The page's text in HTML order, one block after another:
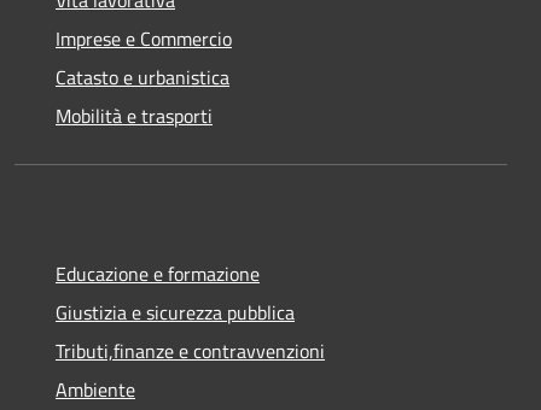
Imprese e Commercio
Catasto e urbanistica
Mobilità e trasporti
Educazione e formazione
Giustizia e sicurezza pubblica
Tributi,finanze e contravvenzioni
Ambiente